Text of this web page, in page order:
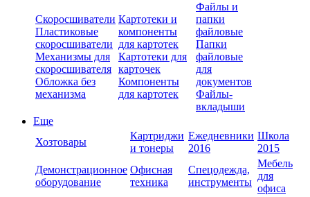
Скоросшиватели
Пластиковые
скоросшиватели
Механизмы для
скоросшивателя
Обложка без
механизма
Картотеки и
компоненты
для картотек
Картотеки для
карточек
Компоненты
для картотек
Файлы и
папки
файловые
Папки
файловые
для
документов
Файлы-
вкладыши
Еще
Хозтовары
Картриджи
и тонеры
Ежедневники
2016
Школа
2015
Демонстрационное
оборудование
Офисная
техника
Спецодежда,
инструменты
Мебель
для
офиса